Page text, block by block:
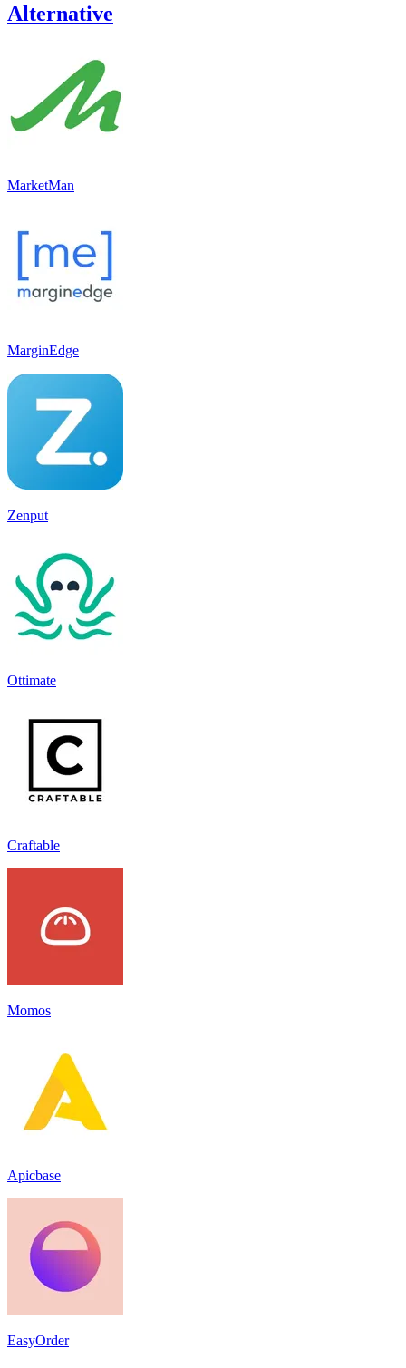
Alternative
MarketMan
MarginEdge
Zenput
Ottimate
Craftable
Momos
Apicbase
EasyOrder